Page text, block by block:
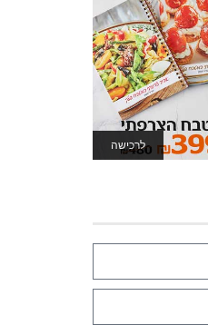
לרכישה
לאתר המשחקים